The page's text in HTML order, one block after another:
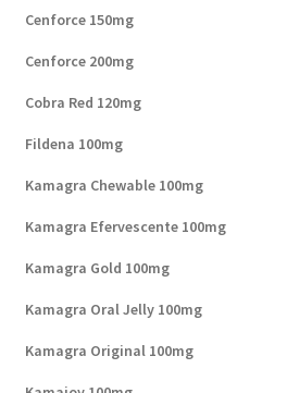
Cenforce 150mg
Cenforce 200mg
Cobra Red 120mg
Fildena 100mg
Kamagra Chewable 100mg
Kamagra Efervescente 100mg
Kamagra Gold 100mg
Kamagra Oral Jelly 100mg
Kamagra Original 100mg